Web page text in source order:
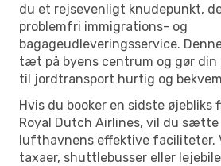
du et rejsevenligt knudepunkt,
problemfri immigrations- og
bagageudleveringsservice.
tæt på byens centrum og gør
til jordtransport hurtig og
Hvis du booker en sidste øjebliks
Royal Dutch Airlines, vil du sætte
lufthavnens effektive faciliteter.
taxaer, shuttlebusser eller